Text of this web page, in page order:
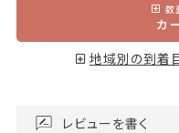
数
カ
地域別の到着
レビューを書く